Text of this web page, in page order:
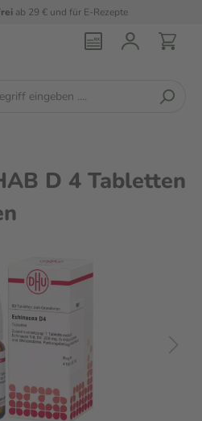
ab 29 € und für E-Rezepte
D 4 Tabletten